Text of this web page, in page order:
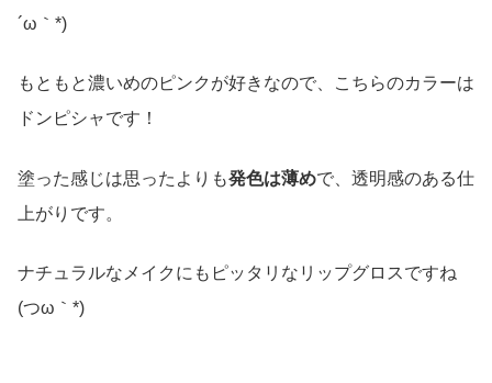
´ω｀*)
もともと濃いめのピンクが好きなので、こちらのカラーは
ドンピシャです！
塗った感じは思ったよりも発色は薄めで、透明感のある仕
上がりです。
ナチュラルなメイクにもピッタリなリップグロスですね
(つω｀*)